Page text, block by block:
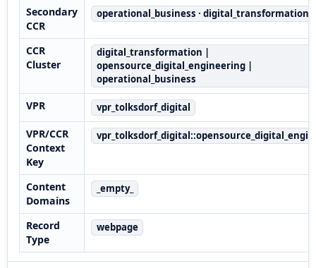
Secondary
CCR
operational_business · digital_transformation
CCR
Cluster
digital_transformation |
opensource_digital_engineering |
operational_business
VPR vpr_tolksdorf_digital
VPR/CCR
Context
Key
Content
Domains
_empty_
Record
Type
webpage